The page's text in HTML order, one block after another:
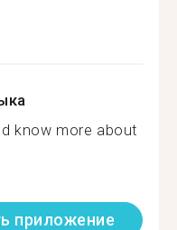
know more about
приложение